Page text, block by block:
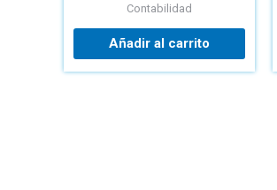
Contabilidad
Añadir al carrito